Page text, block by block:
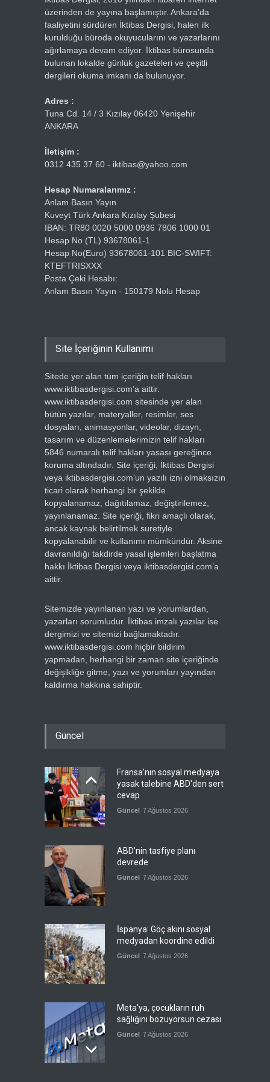
üzerinden de yayına başlamıştır. Ankara’da
faaliyetini sürdüren İktibas Dergisi, halen ilk
kurulduğu büroda okuyucularını ve yazarlarını
ağırlamaya devam ediyor. İktibas bürosunda
bulunan lokalde günlük gazeteleri ve çeşitli
dergileri okuma imkanı da bulunuyor.
Adres :
Tuna Cd. 14 / 3 Kızılay 06420 Yenişehir
ANKARA
İletişim :
0312 435 37 60 - iktibas@yahoo.com
Hesap Numaralarımız :
Anlam Basın Yayın
Kuveyt Türk Ankara Kızılay Şubesi
IBAN: TR80 0020 5000 0936 7806 1000 01
Hesap No (TL) 93678061-1
Hesap No(Euro) 93678061-101 BIC-SWIFT:
KTEFTRISXXX
Posta Çeki Hesabı:
Anlam Basın Yayın - 150179 Nolu Hesap
Site İçeriğinin Kullanımı
Sitede yer alan tüm içeriğin telif hakları
www.iktibasdergisi.com’a aittir.
www.iktibasdergisi.com sitesinde yer alan
bütün yazılar, materyaller, resimler, ses
dosyaları, animasyonlar, videolar, dizayn,
tasarım ve düzenlemelerimizin telif hakları
5846 numaralı telif hakları yasası gereğince
koruma altındadır. Site içeriği, İktibas Dergisi
veya iktibasdergisi.com’un yazılı izni olmaksızın
ticari olarak herhangi bir şekilde
kopyalanamaz, dağıtılamaz, değiştirilemez,
yayınlanamaz. Site içeriği, fikri amaçlı olarak,
ancak kaynak belirtilmek suretiyle
kopyalanabilir ve kullanımı mümkündür. Aksine
davranıldığı takdirde yasal işlemleri başlatma
hakkı İktibas Dergisi veya iktibasdergisi.com’a
aittir.
Sitemizde yayınlanan yazı ve yorumlardan,
yazarları sorumludur. İktibas imzalı yazılar ise
dergimizi ve sitemizi bağlamaktadır.
www.iktibasdergisi.com hiçbir bildirim
yapmadan, herhangi bir zaman site içeriğinde
değişikliğe gitme, yazı ve yorumları yayından
kaldırma hakkına sahiptir.
Güncel
Fransa'nın sosyal medyaya
yasak talebine ABD'den sert
cevap
Güncel 7 Ağustos 2026
ABD’nin tasfiye planı
devrede
Güncel 7 Ağustos 2026
İspanya: Göç akını sosyal
medyadan koordine edildi
Güncel 7 Ağustos 2026
Meta'ya, çocukların ruh
sağlığını bozuyorsun cezası
Güncel 7 Ağustos 2026